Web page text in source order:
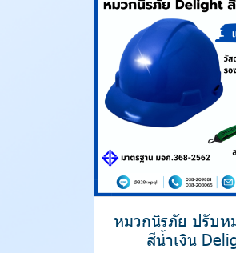
หมวกนิรภัย ปรับห
สีน้ำเงิน